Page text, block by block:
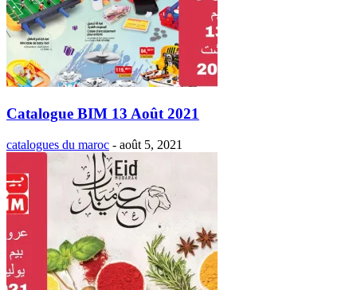
Catalogue BIM 13 Août 2021
catalogues du maroc - août 5, 2021